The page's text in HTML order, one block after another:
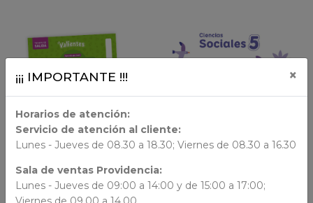
LIBRO FÍSICO LIBRO DIGITAL
¡¡¡ IMPORTANTE !!! ×
Horarios de atención:
Servicio de atención al cliente:
Lunes - Jueves de 08.30 a 18.30; Viernes de 08.30 a 16.30
Sala de ventas Providencia:
Lunes - Jueves de 09:00 a 14:00 y de 15:00 a 17:00;